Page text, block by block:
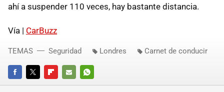
ahí a suspender 110 veces, hay bastante distancia.
Vía | CarBuzz
FACEBOOKTWITTERFLIPBOARD
E-
WHATSAPP
TEMAS Seguridad Londres Carnet de conducir